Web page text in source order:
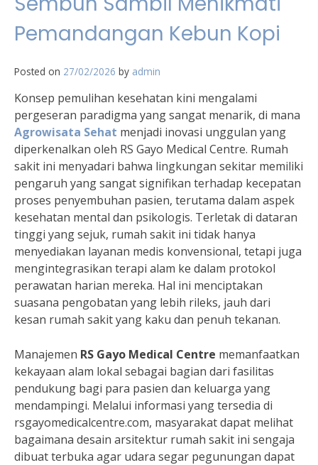
Pemandangan Kebun Kopi
Posted on 27/02/2026 by admin
Konsep pemulihan kesehatan kini mengalami
pergeseran paradigma yang sangat menarik, di mana
Agrowisata Sehat menjadi inovasi unggulan yang
diperkenalkan oleh RS Gayo Medical Centre. Rumah
sakit ini menyadari bahwa lingkungan sekitar memiliki
pengaruh yang sangat signifikan terhadap kecepatan
proses penyembuhan pasien, terutama dalam aspek
kesehatan mental dan psikologis. Terletak di dataran
tinggi yang sejuk, rumah sakit ini tidak hanya
menyediakan layanan medis konvensional, tetapi juga
mengintegrasikan terapi alam ke dalam protokol
perawatan harian mereka. Hal ini menciptakan
suasana pengobatan yang lebih rileks, jauh dari
kesan rumah sakit yang kaku dan penuh tekanan.
Manajemen RS Gayo Medical Centre memanfaatkan
kekayaan alam lokal sebagai bagian dari fasilitas
pendukung bagi para pasien dan keluarga yang
mendampingi. Melalui informasi yang tersedia di
rsgayomedicalcentre.com, masyarakat dapat melihat
bagaimana desain arsitektur rumah sakit ini sengaja
dibuat terbuka agar udara segar pegunungan dapat